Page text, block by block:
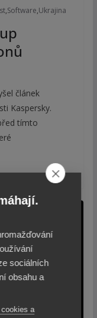
,Software,Ukrajina
článek
Kaspersky.
tímto
sociálních
obsahu a
a